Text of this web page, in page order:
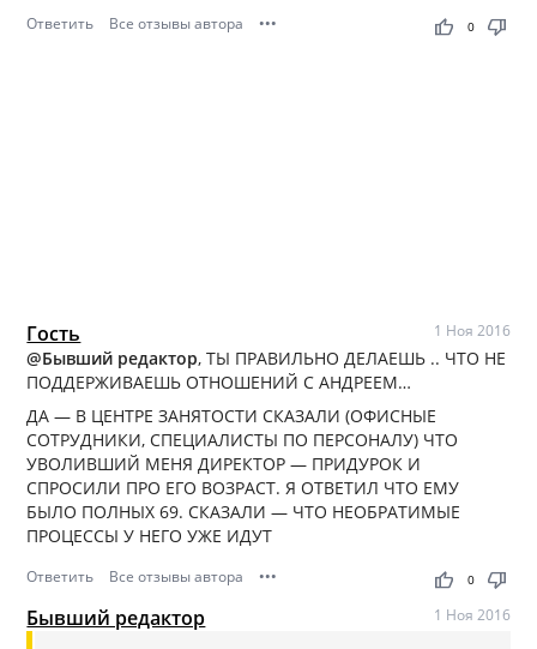
Ответить Все отзывы автора ••• thumb_up thumb_down
0
Гость 1 Ноя 2016
@Бывший редактор, ТЫ ПРАВИЛЬНО ДЕЛАЕШЬ .. ЧТО НЕ
ПОДДЕРЖИВАЕШЬ ОТНОШЕНИЙ С АНДРЕЕМ…
ДА — В ЦЕНТРЕ ЗАНЯТОСТИ СКАЗАЛИ (ОФИСНЫЕ
СОТРУДНИКИ, СПЕЦИАЛИСТЫ ПО ПЕРСОНАЛУ) ЧТО
УВОЛИВШИЙ МЕНЯ ДИРЕКТОР — ПРИДУРОК И
СПРОСИЛИ ПРО ЕГО ВОЗРАСТ. Я ОТВЕТИЛ ЧТО ЕМУ
БЫЛО ПОЛНЫХ 69. СКАЗАЛИ — ЧТО НЕОБРАТИМЫЕ
ПРОЦЕССЫ У НЕГО УЖЕ ИДУТ
Ответить Все отзывы автора ••• thumb_up thumb_down
0
Бывший редактор 1 Ноя 2016